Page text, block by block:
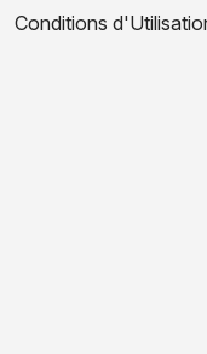
Conditions